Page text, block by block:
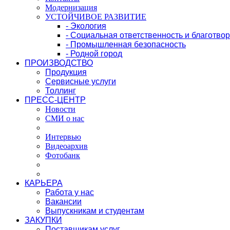
Модернизация
УСТОЙЧИВОЕ РАЗВИТИЕ
- Экология
- Социальная ответственность и
- Промышленная безопасность
- Родной город
ПРОИЗВОДСТВО
Продукция
Сервисные услуги
Толлинг
ПРЕСС-ЦЕНТР
Новости
СМИ о нас
Интервью
Видеоархив
Фотобанк
КАРЬЕРА
Работа у нас
Вакансии
Выпускникам и студентам
ЗАКУПКИ